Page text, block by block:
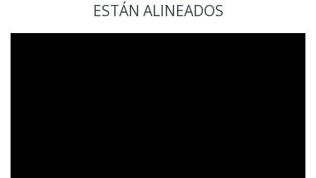
ESTÁN ALINEADOS